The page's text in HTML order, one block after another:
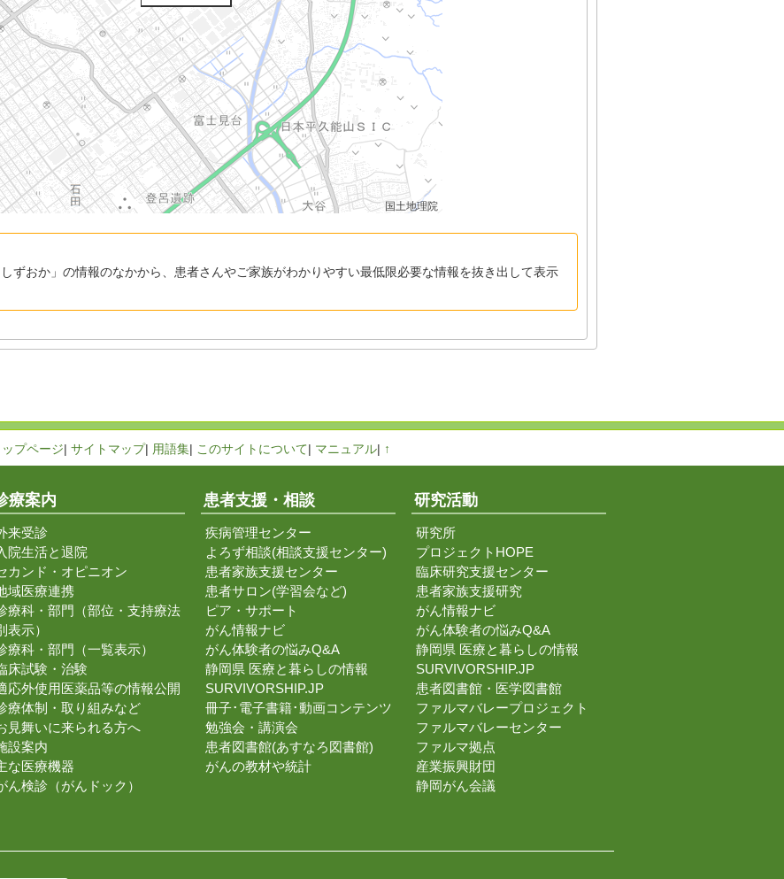
国土地理院
ずおか」の情報のなかから、患者さんやご家族がわかりやすい最低限必要な情報を抜き出して表示
ップページ| サイトマップ| 用語集| このサイトについて| マニュアル| ↑
療案内
来受診
院生活と退院
カンド・オピニオン
域医療連携
療科・部門（部位・支持療法
表示）
療科・部門（一覧表示）
床試験・治験
応外使用医薬品等の情報公開
療体制・取り組みなど
見舞いに来られる方へ
設案内
な医療機器
ん検診（がんドック）
患者支援・相談
疾病管理センター
よろず相談(相談支援センター)
患者家族支援センター
患者サロン(学習会など)
ピア・サポート
がん情報ナビ
がん体験者の悩みQ&A
静岡県 医療と暮らしの情報
SURVIVORSHIP.JP
冊子･電子書籍･動画コンテンツ
勉強会・講演会
患者図書館(あすなろ図書館)
がんの教材や統計
研究活動
研究所
プロジェクトHOPE
臨床研究支援センター
患者家族支援研究
がん情報ナビ
がん体験者の悩みQ&A
静岡県 医療と暮らしの情報
SURVIVORSHIP.JP
患者図書館・医学図書館
ファルマバレープロジェクト
ファルマバレーセンター
ファルマ拠点
産業振興財団
静岡がん会議